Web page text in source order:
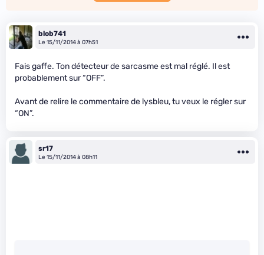
blob741
Le 15/11/2014 à 07h51
Fais gaffe. Ton détecteur de sarcasme est mal réglé. Il est
probablement sur “OFF”.
Avant de relire le commentaire de lysbleu, tu veux le régler sur
“ON”.
sr17
Le 15/11/2014 à 08h11